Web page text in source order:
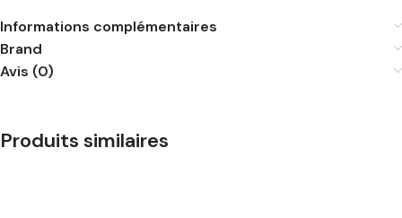
Informations complémentaires
Brand
Avis (0)
Produits similaires